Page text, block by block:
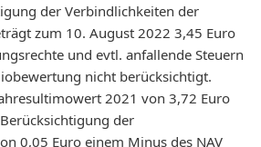
der Verbindlichkeiten der
zum 10. August 2022 3,45 Euro
und evtl. anfallende Steuern
nicht berücksichtigt.
2021 von 3,72 Euro
der
0,05 Euro einem Minus des NAV